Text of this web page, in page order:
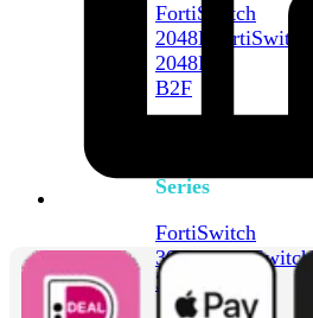
FortiSwitch
2048F
FortiSwitch
2048F-
B2F
Series
FortiSwitch
3032EFortiSwitch
3032G